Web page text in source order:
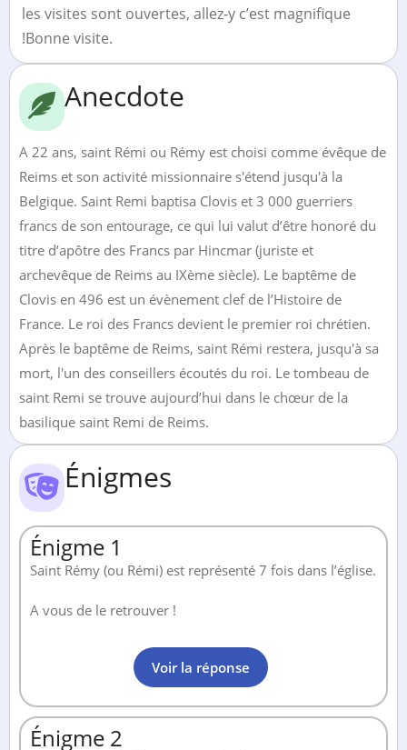
les visites sont ouvertes, allez-y c’est magnifique
!Bonne visite.
Anecdote
A 22 ans, saint Rémi ou Rémy est choisi comme évêque de
Reims et son activité missionnaire s'étend jusqu'à la
Belgique. Saint Remi baptisa Clovis et 3 000 guerriers
francs de son entourage, ce qui lui valut d’être honoré du
titre d’apôtre des Francs par Hincmar (juriste et
archevêque de Reims au IXème siècle). Le baptême de
Clovis en 496 est un évènement clef de l’Histoire de
France. Le roi des Francs devient le premier roi chrétien.
Après le baptême de Reims, saint Rémi restera, jusqu'à sa
mort, l'un des conseillers écoutés du roi. Le tombeau de
saint Remi se trouve aujourd’hui dans le chœur de la
basilique saint Remi de Reims.
Énigmes
Énigme 1
Saint Rémy (ou Rémi) est représenté 7 fois dans l’église.
A vous de le retrouver !
Voir la réponse
Énigme 2